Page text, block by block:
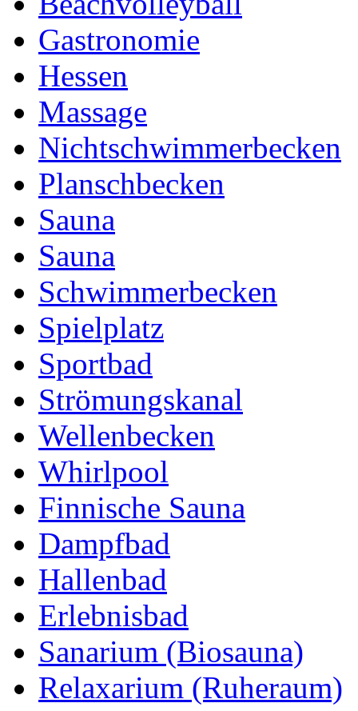
Gastronomie
Hessen
Massage
Nichtschwimmerbecken
Planschbecken
Sauna
Sauna
Schwimmerbecken
Spielplatz
Sportbad
Strömungskanal
Wellenbecken
Whirlpool
Finnische Sauna
Dampfbad
Hallenbad
Erlebnisbad
Sanarium (Biosauna)
Relaxarium (Ruheraum)